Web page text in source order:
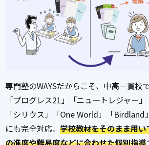
専門塾のWAYSだからこそ、中高一貫校
「プログレス21」「ニュートレジャー」
「シリウス」「One World」「Birdland
にも完全対応。学校教材をそのまま用
の進度や難易度などに合わせた個別指導